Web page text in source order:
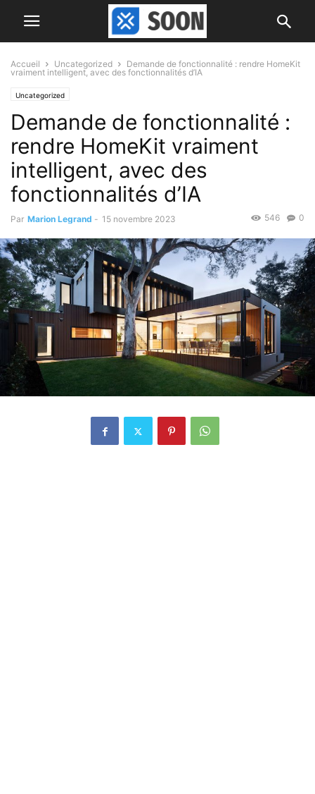
Accueil Uncategorized
Demande de fonctionnalité : rendre HomeKit
vraiment intelligent, avec des fonctionnalités d’IA
Uncategorized
Demande de fonctionnalité :
rendre HomeKit vraiment
intelligent, avec des
fonctionnalités d’IA
Par Marion Legrand - 15 novembre 2023 0
546